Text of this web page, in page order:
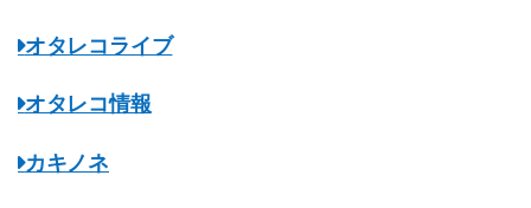
オタレコライブ
オタレコ情報
カキノネ